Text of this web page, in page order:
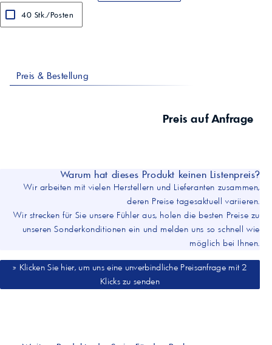
40 Stk./Posten
Preis & Bestellung
Preis auf Anfrage
Warum hat dieses Produkt keinen Listenpreis?
Wir arbeiten mit vielen Herstellern und Lieferanten zusammen,
deren Preise tagesaktuell variieren.
Wir strecken für Sie unsere Fühler aus, holen die besten Preise zu
unseren Sonderkonditionen ein und melden uns so schnell wie
möglich bei Ihnen.
» Klicken Sie hier, um uns eine unverbindliche Preisanfrage mit 2
Klicks zu senden